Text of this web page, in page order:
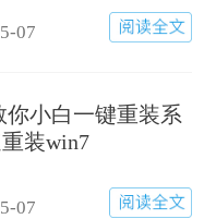
07
你小白一键重装系
装win7
07